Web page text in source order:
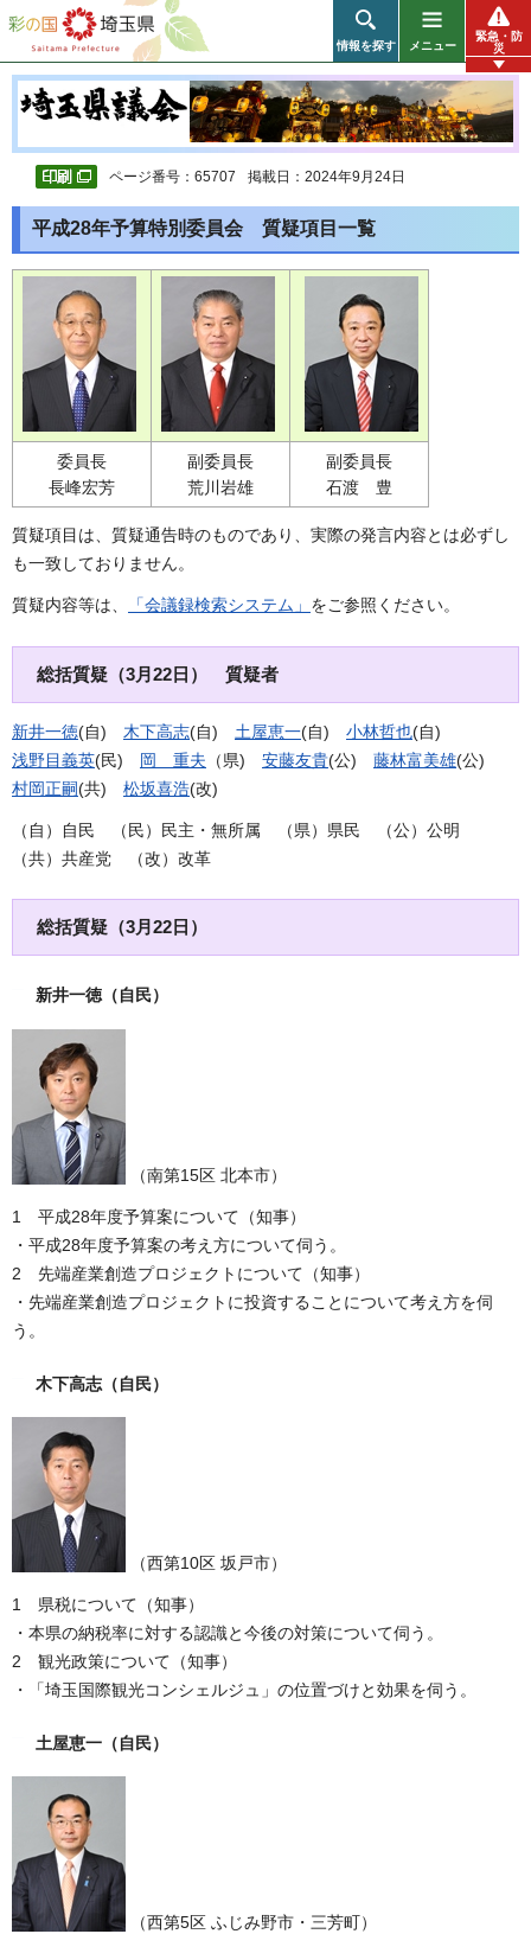
彩の国 埼玉県
情報を探す メニュー
緊急・防
災
ページ番号：65707 掲載日：2024年9月24日
平成28年予算特別委員会 質疑項目一覧
委員長
長峰宏芳
副委員長
荒川岩雄
副委員長
石渡 豊
質疑項目は、質疑通告時のものであり、実際の発言内容とは必ずし
も一致しておりません。
質疑内容等は、 「会議録検索システム」 をご参照ください。
総括質疑（3月22日） 質疑者
新井一徳(自) 木下高志(自) 土屋恵一(自) 小林哲也(自)
浅野目義英(民) 岡 重夫 （県) 安藤友貴(公) 藤林富美雄(公)
村岡正嗣(共) 松坂喜浩(改)
（自）自民 （民）民主・無所属 （県）県民 （公）公明
（共）共産党 （改）改革
総括質疑（3月22日）
新井一徳（自民）
（南第15区 北本市）
1 平成28年度予算案について（知事）
・平成28年度予算案の考え方について伺う。
2 先端産業創造プロジェクトについて（知事）
・先端産業創造プロジェクトに投資することについて考え方を伺
う。
木下高志 （自民）
（西第10区 坂戸市）
1 県税について（知事）
・本県の納税率に対する認識と今後の対策について伺う。
2 観光政策について（知事）
・「埼玉国際観光コンシェルジュ」の位置づけと効果を伺う。
土屋恵一 （自民）
（西第5区 ふじみ野市・三芳町）